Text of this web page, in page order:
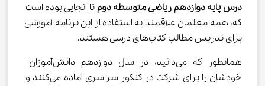
درس پایه دوازدهم ریاضی متوسطه دوم تا آنجایی بوده است
که، همه معلمان علاقمند به استفاده از این برنامه آموزشی
برای تدریس مطالب کتاب‌های درسی هستند.
همانطور که می‌دانید، در سال دوازدهم دانش‌آموزان
خودشان را برای شرکت در کنکور سراسری آماده می‌کنند و